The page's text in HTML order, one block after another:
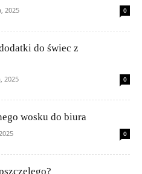
2025 0
do świec z
2025 0
wosku do biura
0